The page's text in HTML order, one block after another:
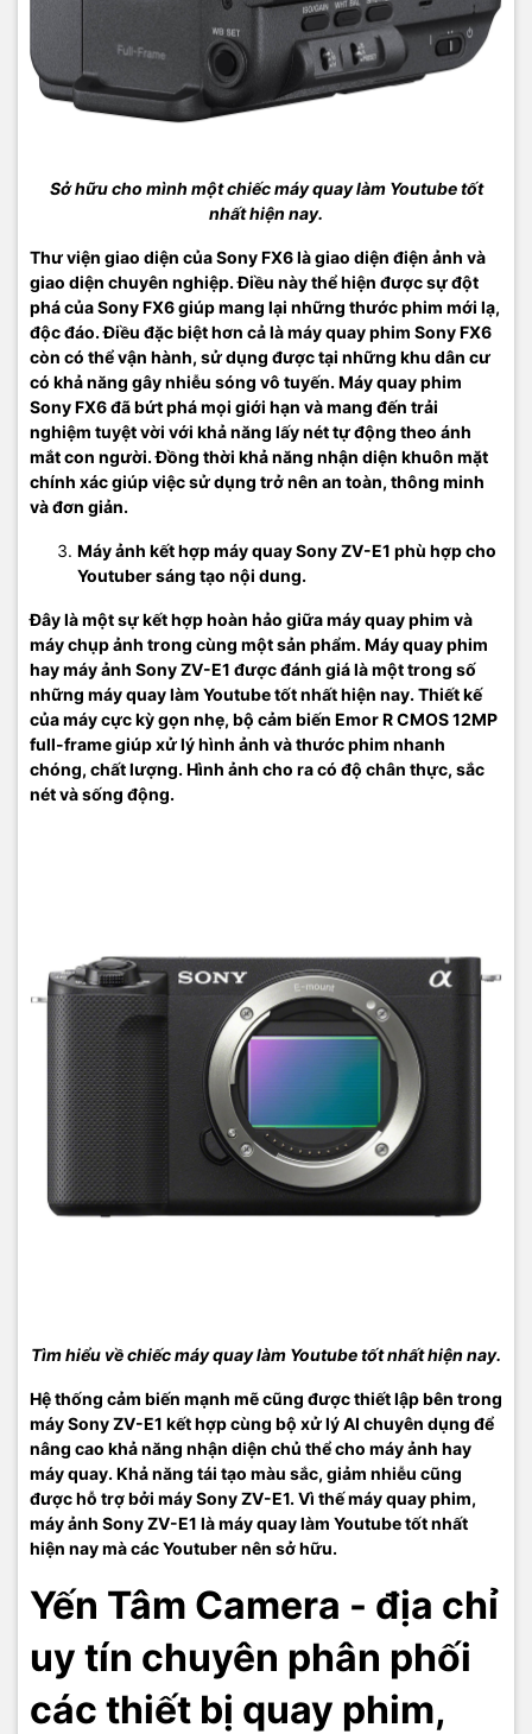
Sở hữu cho mình một chiếc máy quay làm Youtube tốt
nhất hiện nay.
Thư viện giao diện của Sony FX6 là giao diện điện ảnh và
giao diện chuyên nghiệp. Điều này thể hiện được sự đột
phá của Sony FX6 giúp mang lại những thước phim mới lạ,
độc đáo. Điều đặc biệt hơn cả là máy quay phim Sony FX6
còn có thể vận hành, sử dụng được tại những khu dân cư
có khả năng gây nhiễu sóng vô tuyến. Máy quay phim
Sony FX6 đã bứt phá mọi giới hạn và mang đến trải
nghiệm tuyệt vời với khả năng lấy nét tự động theo ánh
mắt con người. Đồng thời khả năng nhận diện khuôn mặt
chính xác giúp việc sử dụng trở nên an toàn, thông minh
và đơn giản.
Máy ảnh kết hợp máy quay Sony ZV-E1 phù hợp cho
Youtuber sáng tạo nội dung.
Đây là một sự kết hợp hoàn hảo giữa máy quay phim và
máy chụp ảnh trong cùng một sản phẩm. Máy quay phim
hay máy ảnh Sony ZV-E1 được đánh giá là một trong số
những máy quay làm Youtube tốt nhất hiện nay. Thiết kế
của máy cực kỳ gọn nhẹ, bộ cảm biến Emor R CMOS 12MP
full-frame giúp xử lý hình ảnh và thước phim nhanh
chóng, chất lượng. Hình ảnh cho ra có độ chân thực, sắc
nét và sống động.
Tìm hiểu về chiếc máy quay làm Youtube tốt nhất hiện nay.
Hệ thống cảm biến mạnh mẽ cũng được thiết lập bên trong
máy Sony ZV-E1 kết hợp cùng bộ xử lý AI chuyên dụng để
nâng cao khả năng nhận diện chủ thể cho máy ảnh hay
máy quay. Khả năng tái tạo màu sắc, giảm nhiễu cũng
được hỗ trợ bởi máy Sony ZV-E1. Vì thế máy quay phim,
máy ảnh Sony ZV-E1 là máy quay làm Youtube tốt nhất
hiện nay mà các Youtuber nên sở hữu.
Yến Tâm Camera - địa chỉ
uy tín chuyên phân phối
các thiết bị quay phim,